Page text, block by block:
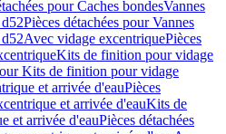
pour Caches bondesVannes
Pièces détachées pour Vannes
Avec vidage excentriquePièces
Kits de finition pour vidage
Kits de finition pour vidage
et arrivée d'eauPièces
et arrivée d'eauKits de
et arrivée d'eauPièces détachées